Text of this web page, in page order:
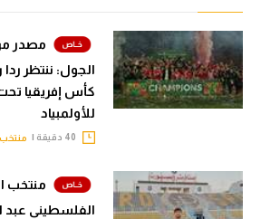
مصدر من
الجول: ننتظر
للأولمبياد
منتخب
الفلسطيني عبد